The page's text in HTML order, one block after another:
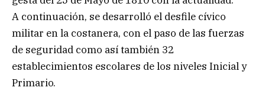
A continuación, se desarrolló el desfile cívico
militar en la costanera, con el paso de las fuerzas
de seguridad como así también 32
establecimientos escolares de los niveles Inicial y
Primario.